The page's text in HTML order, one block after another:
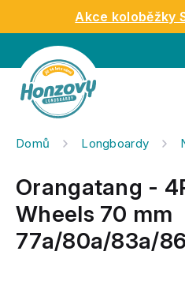
obsah
Akce koloběžky
Domů Longboardy
Orangatang -
Wheels 70 mm
77a/80a/83a/